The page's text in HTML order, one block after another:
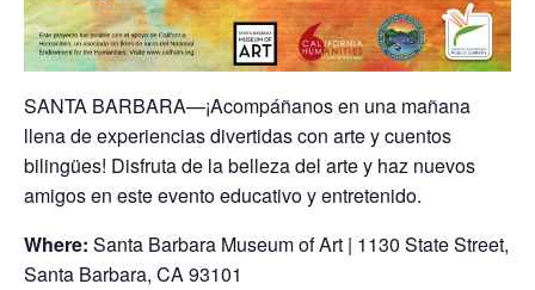
SANTA BARBARA—¡Acompáñanos en una mañana
llena de experiencias divertidas con arte y cuentos
bilingües! Disfruta de la belleza del arte y haz nuevos
amigos en este evento educativo y entretenido.
Where: Santa Barbara Museum of Art | 1130 State Street,
Santa Barbara, CA 93101